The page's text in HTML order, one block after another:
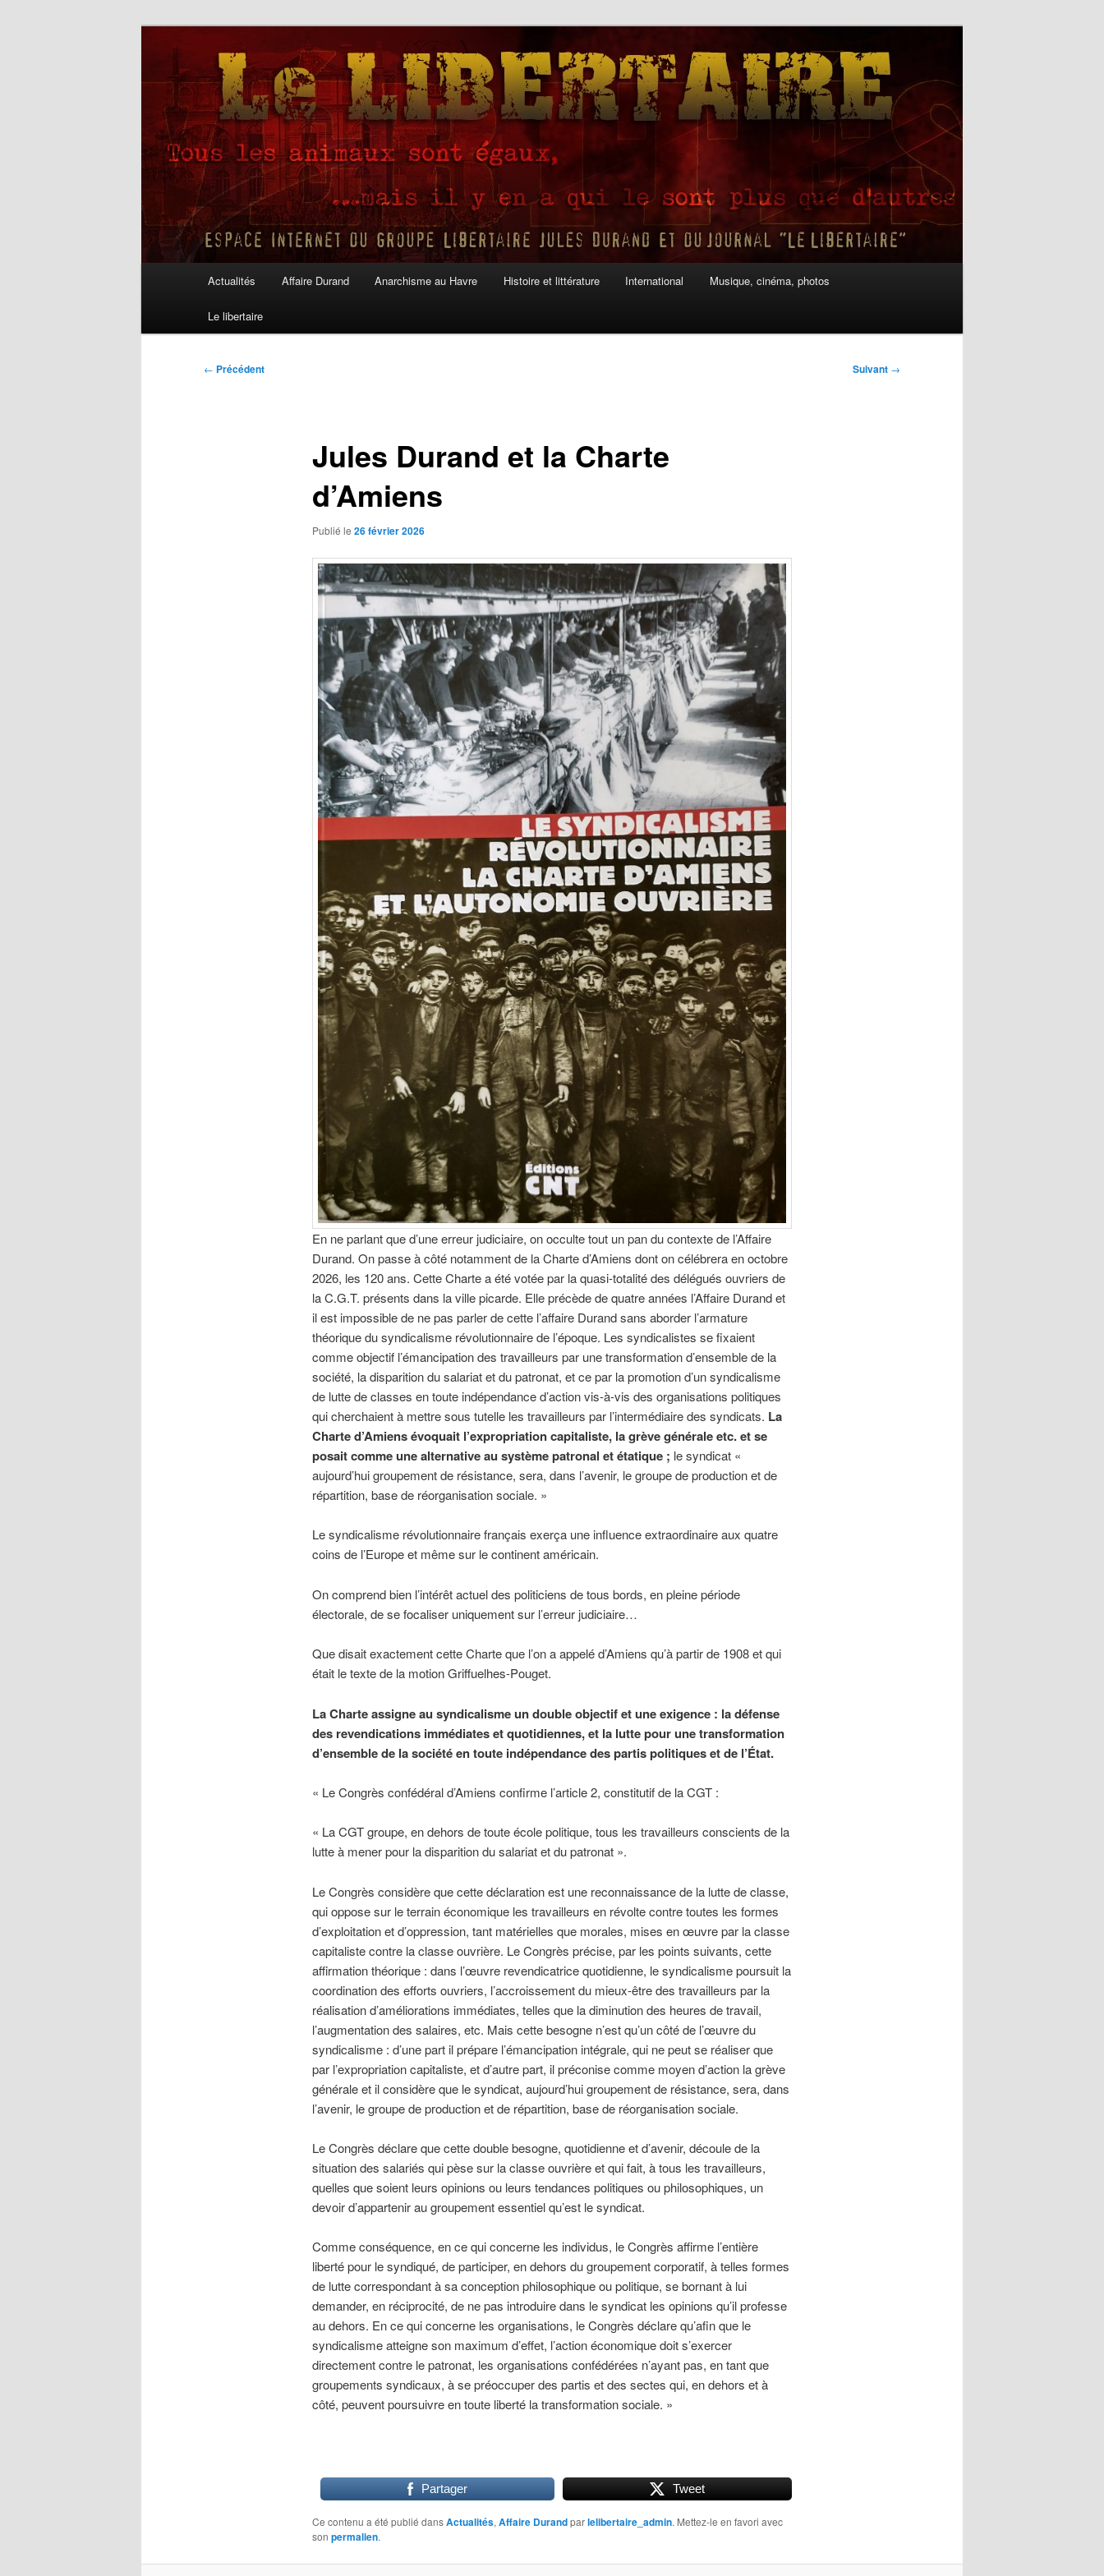
Le Libertaire
Actualités Affaire Durand Anarchisme au Havre Histoire et littérature International Musique, cinéma, photos
Le libertaire
Navigation
← Précédent Suivant →
Jules Durand et la Charte
d’Amiens
Publié le 26 février 2026
En ne parlant que d’une erreur judiciaire, on occulte tout un pan du contexte de l’Affaire
Durand. On passe à côté notamment de la Charte d’Amiens dont on célébrera en octobre
2026, les 120 ans. Cette Charte a été votée par la quasi-totalité des délégués ouvriers de
la C.G.T. présents dans la ville picarde. Elle précède de quatre années l’Affaire Durand et
il est impossible de ne pas parler de cette l’affaire Durand sans aborder l’armature
théorique du syndicalisme révolutionnaire de l’époque. Les syndicalistes se fixaient
comme objectif l’émancipation des travailleurs par une transformation d’ensemble de la
société, la disparition du salariat et du patronat, et ce par la promotion d’un syndicalisme
de lutte de classes en toute indépendance d’action vis-à-vis des organisations politiques
qui cherchaient à mettre sous tutelle les travailleurs par l’intermédiaire des syndicats. La
Charte d’Amiens évoquait l’expropriation capitaliste, la grève générale etc. et se
posait comme une alternative au système patronal et étatique ; le syndicat «
aujourd’hui groupement de résistance, sera, dans l’avenir, le groupe de production et de
répartition, base de réorganisation sociale. »
Le syndicalisme révolutionnaire français exerça une influence extraordinaire aux quatre
coins de l’Europe et même sur le continent américain.
On comprend bien l’intérêt actuel des politiciens de tous bords, en pleine période
électorale, de se focaliser uniquement sur l’erreur judiciaire…
Que disait exactement cette Charte que l’on a appelé d’Amiens qu’à partir de 1908 et qui
était le texte de la motion Griffuelhes-Pouget.
La Charte assigne au syndicalisme un double objectif et une exigence : la défense
des revendications immédiates et quotidiennes, et la lutte pour une transformation
d’ensemble de la société en toute indépendance des partis politiques et de l’État.
« Le Congrès confédéral d’Amiens confirme l’article 2, constitutif de la CGT :
« La CGT groupe, en dehors de toute école politique, tous les travailleurs conscients de la
lutte à mener pour la disparition du salariat et du patronat ».
Le Congrès considère que cette déclaration est une reconnaissance de la lutte de classe,
qui oppose sur le terrain économique les travailleurs en révolte contre toutes les formes
d’exploitation et d’oppression, tant matérielles que morales, mises en œuvre par la classe
capitaliste contre la classe ouvrière. Le Congrès précise, par les points suivants, cette
affirmation théorique : dans l’œuvre revendicatrice quotidienne, le syndicalisme poursuit la
coordination des efforts ouvriers, l’accroissement du mieux-être des travailleurs par la
réalisation d’améliorations immédiates, telles que la diminution des heures de travail,
l’augmentation des salaires, etc. Mais cette besogne n’est qu’un côté de l’œuvre du
syndicalisme : d’une part il prépare l’émancipation intégrale, qui ne peut se réaliser que
par l’expropriation capitaliste, et d’autre part, il préconise comme moyen d’action la grève
générale et il considère que le syndicat, aujourd’hui groupement de résistance, sera, dans
l’avenir, le groupe de production et de répartition, base de réorganisation sociale.
Le Congrès déclare que cette double besogne, quotidienne et d’avenir, découle de la
situation des salariés qui pèse sur la classe ouvrière et qui fait, à tous les travailleurs,
quelles que soient leurs opinions ou leurs tendances politiques ou philosophiques, un
devoir d’appartenir au groupement essentiel qu’est le syndicat.
Comme conséquence, en ce qui concerne les individus, le Congrès affirme l’entière
liberté pour le syndiqué, de participer, en dehors du groupement corporatif, à telles formes
de lutte correspondant à sa conception philosophique ou politique, se bornant à lui
demander, en réciprocité, de ne pas introduire dans le syndicat les opinions qu’il professe
au dehors. En ce qui concerne les organisations, le Congrès déclare qu’afin que le
syndicalisme atteigne son maximum d’effet, l’action économique doit s’exercer
directement contre le patronat, les organisations confédérées n’ayant pas, en tant que
groupements syndicaux, à se préoccuper des partis et des sectes qui, en dehors et à
côté, peuvent poursuivre en toute liberté la transformation sociale. »
Partager Tweet
Ce contenu a été publié dansActualités, Affaire Durandparlelibertaire_admin. Mettez-le en favori avec
son permalien.